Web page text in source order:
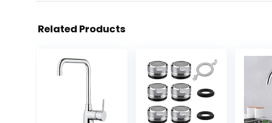
Related Products